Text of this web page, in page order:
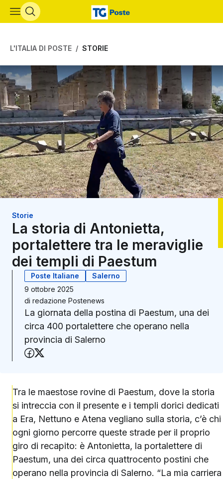
Vai al contenuto principale
L'ITALIA DI POSTE STORIE
Storie
La storia di Antonietta,
portalettere tra le meraviglie
dei templi di Paestum
Poste Italiane
Salerno
9 ottobre 2025
di redazione Postenews
La giornata della postina di Paestum, una dei
circa 400 portalettere che operano nella
provincia di Salerno
Condividi su Facebook
Tra le maestose rovine di Paestum, dove la storia
si intreccia con il presente e i templi dorici dedicati
a Era, Nettuno e Atena vegliano sulla storia, c’è chi
ogni giorno percorre queste strade per il proprio
giro di recapito: è Antonietta, la portalettere di
Paestum, una dei circa quattrocento postini che
operano nella provincia di Salerno. “La mia carriera